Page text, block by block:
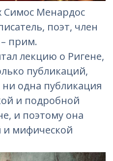
Симос Менардос
поэт, член
прим.
лекцию о Ригене,
публикаций,
одна публикация
и подробной
и поэтому она
и мифической